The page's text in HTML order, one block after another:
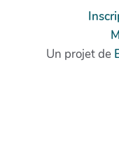
Un projet de